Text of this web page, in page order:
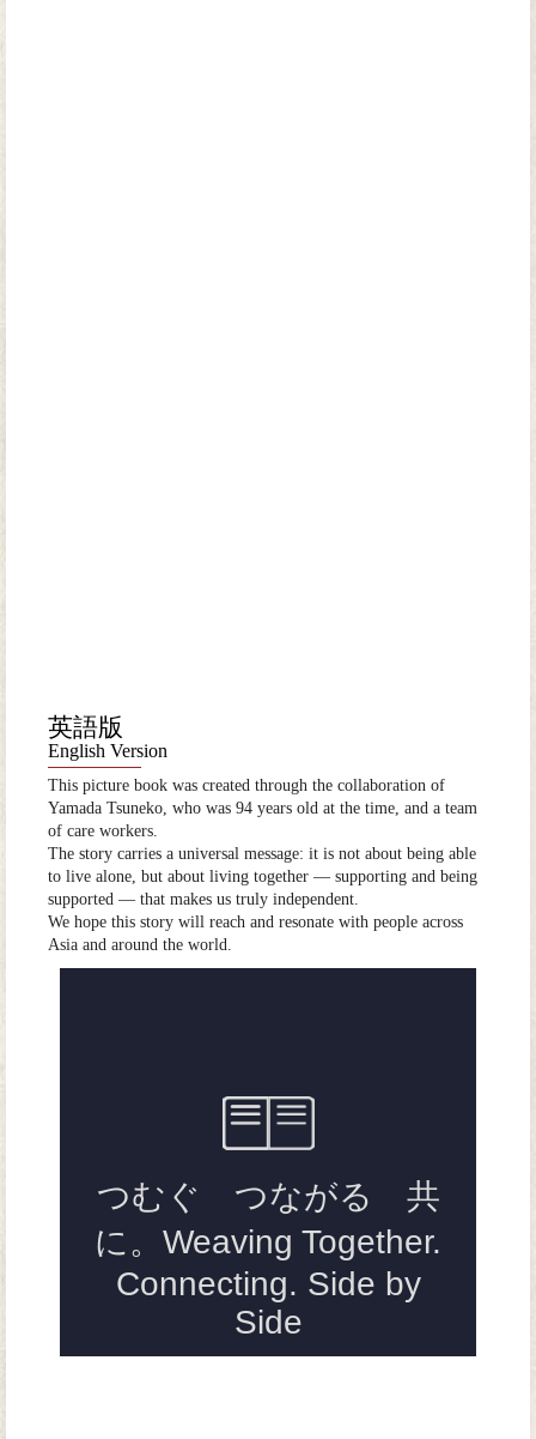
英語版
English Version
This picture book was created through the collaboration of
Yamada Tsuneko, who was 94 years old at the time, and a team
of care workers.
The story carries a universal message: it is not about being able
to live alone, but about living together — supporting and being
supported — that makes us truly independent.
We hope this story will reach and resonate with people across
Asia and around the world.